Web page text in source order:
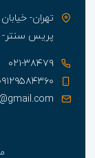
تهران-
پریس سنتر-
۰۲۱-۳۸۴۷۹